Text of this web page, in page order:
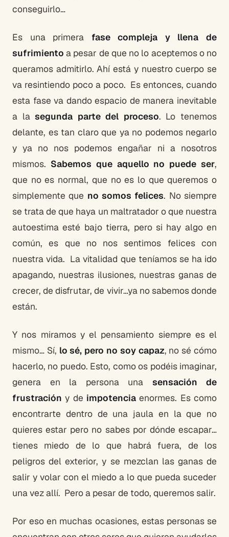
conseguirlo…
Es una primera fase compleja y llena de
sufrimiento a pesar de que no lo aceptemos o no
queramos admitirlo. Ahí está y nuestro cuerpo se
va resintiendo poco a poco. Es entonces, cuando
esta fase va dando espacio de manera inevitable
a lasegunda parte del proceso. Lo tenemos
delante, es tan claro que ya no podemos negarlo
y ya no nos podemos engañar ni a nosotros
mismos. Sabemos que aquello no puede ser,
que no es normal, que no es lo que queremos o
simplemente que no somos felices. No siempre
se trata de que haya un maltratador o que nuestra
autoestima esté bajo tierra, pero si hay algo en
común, es que no nos sentimos felices con
nuestra vida. La vitalidad que teníamos se ha ido
apagando, nuestras ilusiones, nuestras ganas de
crecer, de disfrutar, de vivir…ya no sabemos donde
están.
Y nos miramos y el pensamiento siempre es el
mismo… Sí, lo sé, pero no soy capaz, no sé cómo
hacerlo, no puedo. Esto, como os podéis imaginar,
genera en la persona una sensación de
frustración y de impotencia enormes. Es como
encontrarte dentro de una jaula en la que no
quieres estar pero no sabes por dónde escapar…
tienes miedo de lo que habrá fuera, de los
peligros del exterior, y se mezclan las ganas de
salir y volar con el miedo a lo que pueda suceder
una vez allí. Pero a pesar de todo, queremos salir.
Por eso en muchas ocasiones, estas personas se